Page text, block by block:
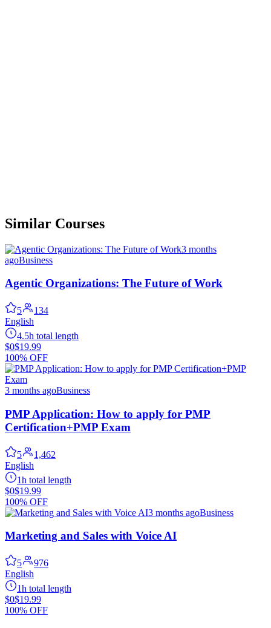
Similar Courses
3 months
agoBusiness
Agentic Organizations: The Future of Work
5
134
English
4.5h total length
$0$19.99
100% OFF
3 months agoBusiness
PMP Application: How to apply for PMP
Certification+PMP Exam
5
1,462
English
1h total length
$0$19.99
100% OFF
3 months agoBusiness
Marketing and Sales with Voice AI
5
976
English
1h total length
$0$19.99
100% OFF